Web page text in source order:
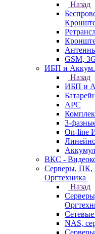
Назад
GSM,
ИБП и Аккум.
Назад
ИБП и
APC
3-
On-line
ВКС -
Серверы, ПК,
Оргтехника
Назад
NAS,
Серверы